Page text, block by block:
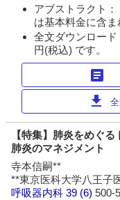
アブストラクト
は基本料金に含ま
全文ダウンロー
円(税込) です。
article
download
【特集】肺炎をめぐ
肺炎のマネジメント
寺本信嗣**
**東京医科大学八王子
呼吸器内科 39 (6)500-